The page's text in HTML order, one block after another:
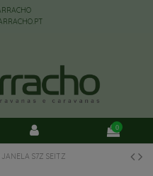
0
JANELA S7Z SEITZ